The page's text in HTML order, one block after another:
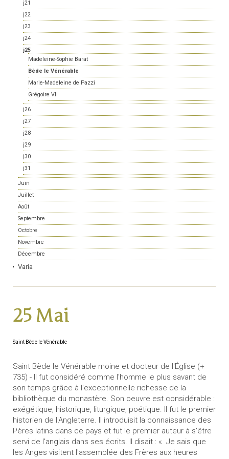
j21
j22
j23
j24
j25
Madeleine-Sophie Barat
Bède le Vénérable
Marie-Madeleine de Pazzi
Grégoire VII
j26
j27
j28
j29
j30
j31
Juin
Juillet
Août
Septembre
Octobre
Novembre
Décembre
Varia
25 Mai
Saint Bède le Vénérable
Saint Bède le Vénérable moine et docteur de l'Église (+
735) - Il fut considéré comme l'homme le plus savant de
son temps grâce à l'exceptionnelle richesse de la
bibliothèque du monastère. Son oeuvre est considérable :
exégétique, historique, liturgique, poétique. Il fut le premier
historien de l'Angleterre. Il introduisit la connaissance des
Pères latins dans ce pays et fut le premier auteur à s'être
servi de l'anglais dans ses écrits. Il disait : « Je sais que
les Anges visitent l'assemblée des Frères aux heures